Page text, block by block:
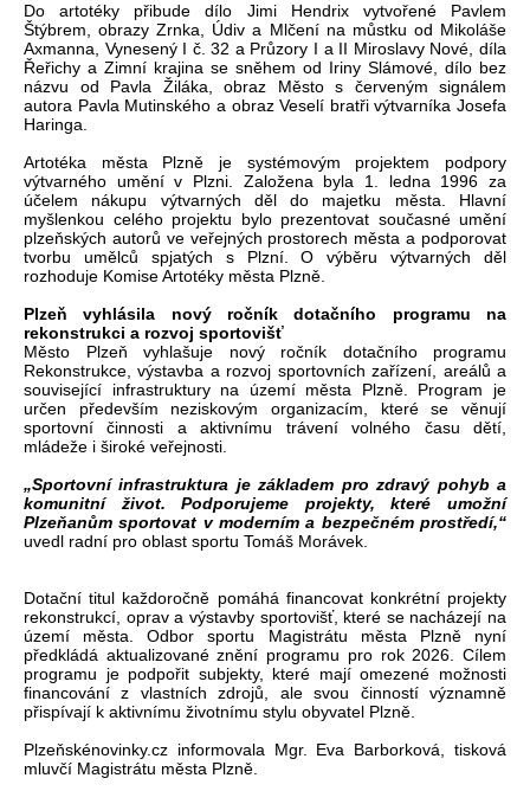
Do artotéky přibude dílo Jimi Hendrix vytvořené Pavlem
Štýbrem, obrazy Zrnka, Údiv a Mlčení na můstku od Mikoláše
Axmanna, Vynesený I č. 32 a Průzory I a II Miroslavy Nové, díla
Řeřichy a Zimní krajina se sněhem od Iriny Slámové, dílo bez
názvu od Pavla Žiláka, obraz Město s červeným signálem
autora Pavla Mutinského a obraz Veselí bratři výtvarníka Josefa
Haringa.
Artotéka města Plzně je systémovým projektem podpory
výtvarného umění v Plzni. Založena byla 1. ledna 1996 za
účelem nákupu výtvarných děl do majetku města. Hlavní
myšlenkou celého projektu bylo prezentovat současné umění
plzeňských autorů ve veřejných prostorech města a podporovat
tvorbu umělců spjatých s Plzní. O výběru výtvarných děl
rozhoduje Komise Artotéky města Plzně.
Plzeň vyhlásila nový ročník dotačního programu na
rekonstrukci a rozvoj sportovišť
Město Plzeň vyhlašuje nový ročník dotačního programu
Rekonstrukce, výstavba a rozvoj sportovních zařízení, areálů a
související infrastruktury na území města Plzně. Program je
určen především neziskovým organizacím, které se věnují
sportovní činnosti a aktivnímu trávení volného času dětí,
mládeže i široké veřejnosti.
„Sportovní infrastruktura je základem pro zdravý pohyb a
komunitní život. Podporujeme projekty, které umožní
Plzeňanům sportovat v moderním a bezpečném prostředí,“
uvedl radní pro oblast sportu Tomáš Morávek.
Dotační titul každoročně pomáhá financovat konkrétní projekty
rekonstrukcí, oprav a výstavby sportovišť, které se nacházejí na
území města. Odbor sportu Magistrátu města Plzně nyní
předkládá aktualizované znění programu pro rok 2026. Cílem
programu je podpořit subjekty, které mají omezené možnosti
financování z vlastních zdrojů, ale svou činností významně
přispívají k aktivnímu životnímu stylu obyvatel Plzně.
Plzeňskénovinky.cz informovala Mgr. Eva Barborková, tisková
mluvčí Magistrátu města Plzně.